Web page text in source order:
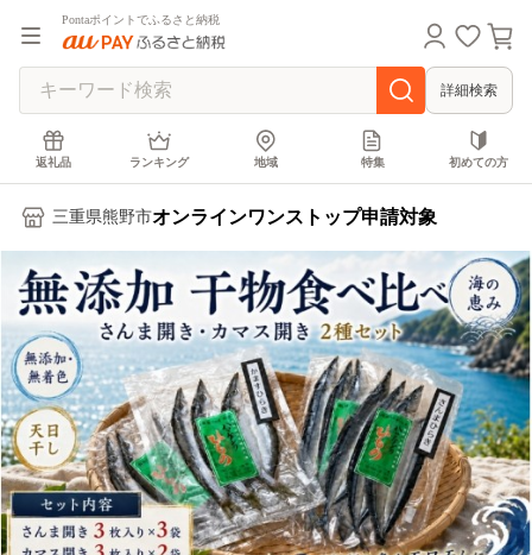
Pontaポイントでふるさと納税
詳細検索
返礼品 ランキング 地域 特集 初めての方
三重県熊野市オンラインワンストップ申請対象